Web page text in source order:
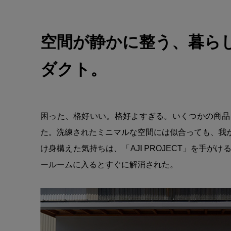
空間が静かに整う、暮ら
ダクト。
困った、格好いい。格好よすぎる。いくつかの商
た。洗練されたミニマルな空間には似合っても、
け身構えた気持ちは、「AJI PROJECT」を手がけ
ールームに入るとすぐに解消された。